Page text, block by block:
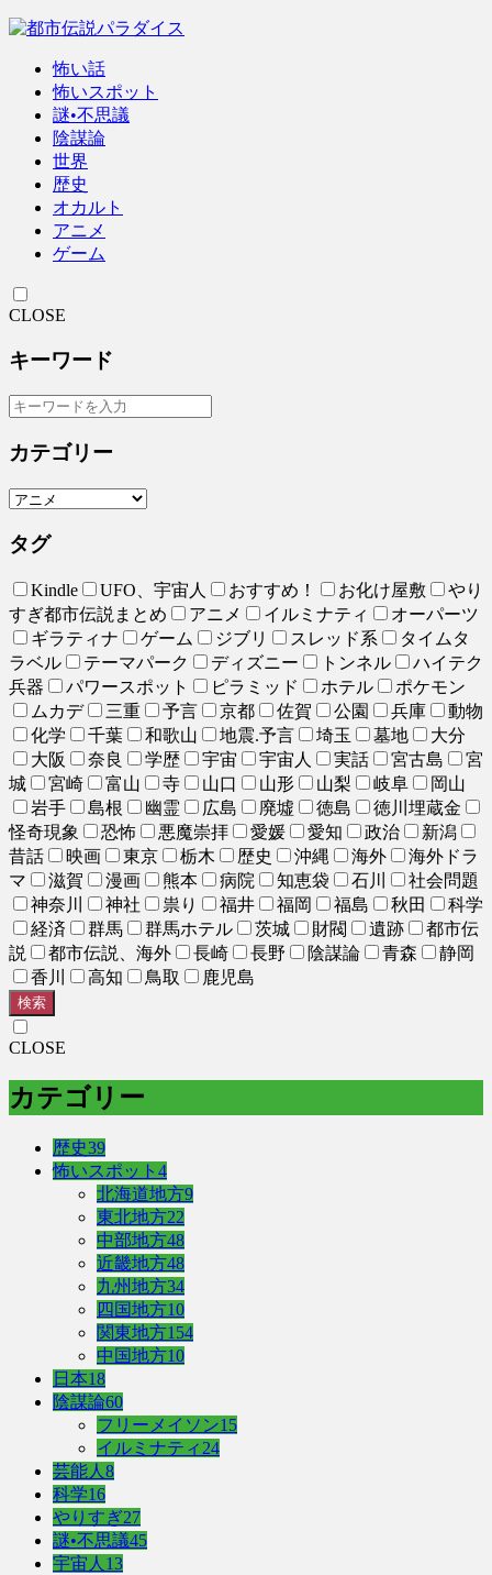
怖い話
怖いスポット
謎•不思議
陰謀論
世界
歴史
オカルト
アニメ
ゲーム
CLOSE
キーワード
カテゴリー
タグ
Kindle UFO、宇宙人 おすすめ！ お化け屋敷
やり
すぎ都市伝説まとめ
アニメ イルミナティ
オーパーツ
ギラティナ
ゲーム ジブリ スレッド系
タイムタ
ラベル
テーマパーク ディズニー トンネル
ハイテク
兵器
パワースポット ピラミッド ホテル
ポケモン
ムカデ
三重 予言 京都 佐賀 公園 兵庫
動物
化学
千葉 和歌山 地震.予言 埼玉 墓地
大分
大阪
奈良 学歴 宇宙 宇宙人 実話 宮古島
宮
城
宮崎 富山 寺 山口 山形 山梨 岐阜
岡山
岩手
島根 幽霊 広島 廃墟 徳島
徳川埋蔵金
怪奇現象
恐怖 悪魔崇拝 愛媛 愛知 政治
新潟
昔話
映画 東京 栃木 歴史 沖縄 海外
海外ドラ
マ
滋賀 漫画 熊本 病院 知恵袋 石川
社会問題
神奈川
神社 祟り 福井 福岡 福島 秋田
科学
経済
群馬 群馬ホテル 茨城 財閥 遺跡
都市伝
説
都市伝説、海外 長崎 長野 陰謀論 青森
静岡
香川
高知 鳥取 鹿児島
検索
CLOSE
カテゴリー
歴史39
怖いスポット 4
北海道地方9
東北地方22
中部地方48
近畿地方48
九州地方34
四国地方10
関東地方154
中国地方10
日本18
陰謀論60
フリーメイソン15
イルミナティ 24
芸能人 8
科学16
やりすぎ27
謎•不思議45
宇宙人 13